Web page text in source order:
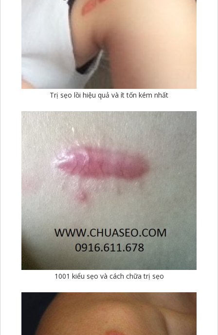
Trị sẹo lồi hiệu quả và ít tốn kém nhất
1001 kiểu sẹo và cách chữa trị sẹo